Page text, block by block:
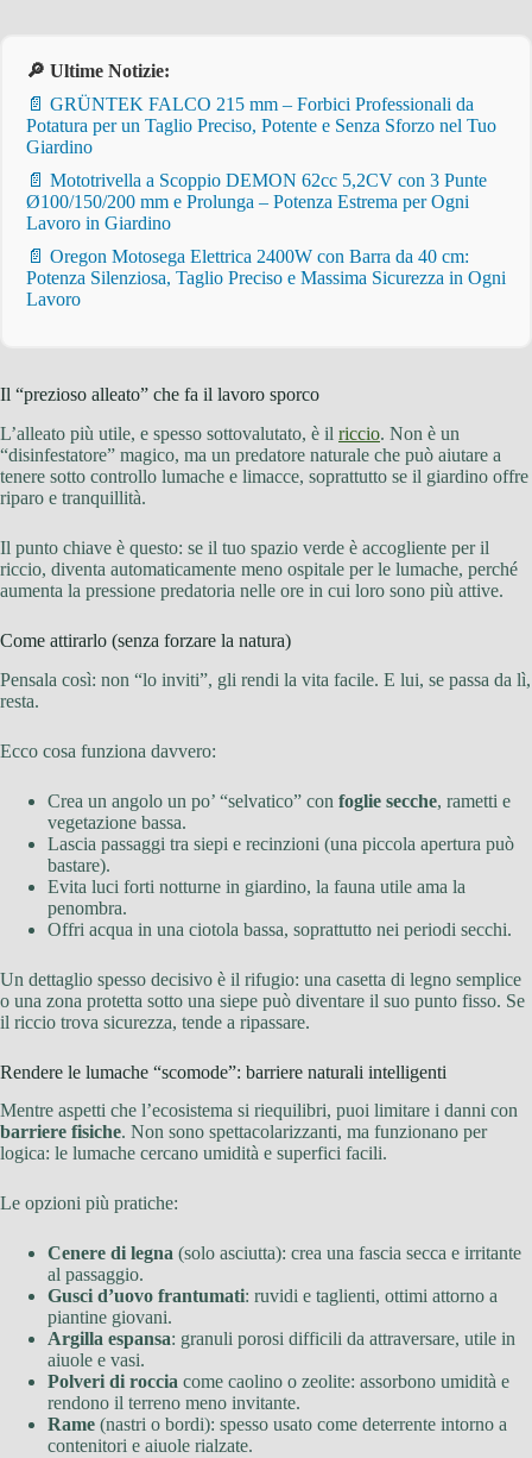
🔎 Ultime Notizie:
📄 GRÜNTEK FALCO 215 mm – Forbici Professionali da
Potatura per un Taglio Preciso, Potente e Senza Sforzo nel Tuo
Giardino
📄 Mototrivella a Scoppio DEMON 62cc 5,2CV con 3 Punte
Ø100/150/200 mm e Prolunga – Potenza Estrema per Ogni
Lavoro in Giardino
📄 Oregon Motosega Elettrica 2400W con Barra da 40 cm:
Potenza Silenziosa, Taglio Preciso e Massima Sicurezza in Ogni
Lavoro
Il “prezioso alleato” che fa il lavoro sporco
L’alleato più utile, e spesso sottovalutato, è il riccio. Non è un
“disinfestatore” magico, ma un predatore naturale che può aiutare a
tenere sotto controllo lumache e limacce, soprattutto se il giardino offre
riparo e tranquillità.
Il punto chiave è questo: se il tuo spazio verde è accogliente per il
riccio, diventa automaticamente meno ospitale per le lumache, perché
aumenta la pressione predatoria nelle ore in cui loro sono più attive.
Come attirarlo (senza forzare la natura)
Pensala così: non “lo inviti”, gli rendi la vita facile. E lui, se passa da lì,
resta.
Ecco cosa funziona davvero:
Crea un angolo un po’ “selvatico” con foglie secche, rametti e
vegetazione bassa.
Lascia passaggi tra siepi e recinzioni (una piccola apertura può
bastare).
Evita luci forti notturne in giardino, la fauna utile ama la
penombra.
Offri acqua in una ciotola bassa, soprattutto nei periodi secchi.
Un dettaglio spesso decisivo è il rifugio: una casetta di legno semplice
o una zona protetta sotto una siepe può diventare il suo punto fisso. Se
il riccio trova sicurezza, tende a ripassare.
Rendere le lumache “scomode”: barriere naturali intelligenti
Mentre aspetti che l’ecosistema si riequilibri, puoi limitare i danni con
barriere fisiche. Non sono spettacolarizzanti, ma funzionano per
logica: le lumache cercano umidità e superfici facili.
Le opzioni più pratiche:
Cenere di legna (solo asciutta): crea una fascia secca e irritante
al passaggio.
Gusci d’uovo frantumati: ruvidi e taglienti, ottimi attorno a
piantine giovani.
Argilla espansa: granuli porosi difficili da attraversare, utile in
aiuole e vasi.
Polveri di roccia come caolino o zeolite: assorbono umidità e
rendono il terreno meno invitante.
Rame (nastri o bordi): spesso usato come deterrente intorno a
contenitori e aiuole rialzate.